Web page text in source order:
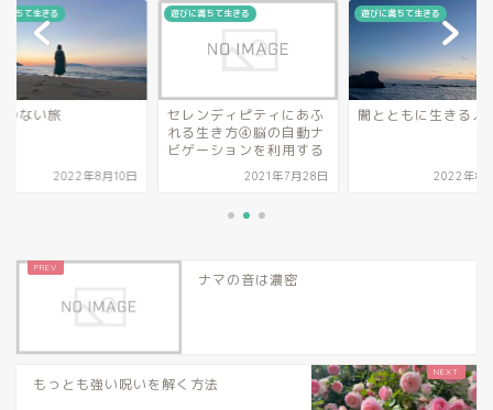
満ちて生きる
のない旅
2022年8月10日
遊びに満ちて生きる
セレンディピティにあふ
れる生き方④脳の自動ナ
ビゲーションを利用する
2021年7月28日
遊びに満ちて生きる
闇とともに生きる人
2022年8
ナマの音は濃密
もっとも強い呪いを解く方法